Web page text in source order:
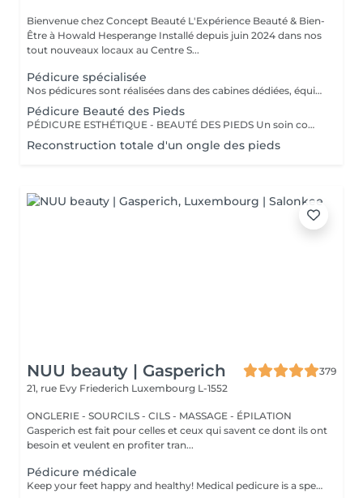
Bienvenue chez Concept Beauté L'Expérience Beauté & Bien-
Être à Howald Hesperange Installé depuis juin 2024 dans nos
tout nouveaux locaux au Centre S...
Pédicure spécialisée
Nos pédicures sont réalisées dans des cabines dédiées, équipées de fauteuils Pedi Spa avec bain de pieds intégré, pour une expérience alliant détente et expertise. Nous utilisons les produits spécifiques de la toute nouvelle gamme pieds de ProNails, formulée pour nourrir, réparer et protéger vos pieds en profondeur. PÉDICURE COMPLÈTE L'Expertise d'un Soin Médicalisé Notre pédicure complète, idéale pour celles et ceux qui souhaitent un soin approfondi des pieds. Ce soin est recommandé en cas de callosités, cors, durillons ou ongles épaissis. Ce soin expert comprend : Soins des ongles et cuticules Traitement des callosités, cors et durillons Lissage et hydratation intense pour retrouver des pieds doux et confortables Massage relaxant et apaisant pour stimuler la circulation Selon vos envies, vous pouvez compléter votre pédicure avec : Pose vernis Longwear Pour une touche de couleur élégante Vernis semi-permanent Tenue parfaite Soin Spa Complet des Pieds Exfoliation, masque nourrissant et massage profond pour une détente absolue Offrez à vos pieds un soin sur-mesure, réalisé par nos professionnelles expertes ! Un soin idéal pour retrouver confort et légèreté, tout en préservant la santé de vos pieds !
Pédicure Beauté des Pieds
PÉDICURE ESTHÉTIQUE - BEAUTÉ DES PIEDS Un soin complet pour des pieds soignés et sublimés, idéal pour une mise en beauté régulière. Ce soin comprend : Limage et mise en forme des ongles Soins des cuticules et hydratation Exfoliation pour des pieds tout doux Pose de vernis classique ou semi-permanent (en option) Parfait pour garder des pieds élégants toute l'année ! Un soin idéal pour retrouver confort et légèreté, tout en préservant la santé de vos pieds ! OPTIONS À LA CARTE Personnalisez votre soin ! Selon vos envies, vous pouvez compléter votre pédicure avec : Pose de vernis Longwear Pour une touche de couleur élégante Vernis semi-permanent Tenue parfaite jusqu'à 3 semaines Soin Spa Complet des Pieds Exfoliation, masque nourrissant et massage profond pour une détente absolue Profitez d'un véritable rituel de soins des pieds dans un cadre relaxant et confortable, grâce à nos fauteuils Pedi Spa et aux produits de pointe de ProNails !
Reconstruction totale d'un ongle des pieds
NUU beauty | Gasperich
379
21, rue Evy Friederich Luxembourg L-1552
ONGLERIE - SOURCILS - CILS - MASSAGE - ÉPILATION
Gasperich est fait pour celles et ceux qui savent ce dont ils ont
besoin et veulent en profiter tran...
Pédicure médicale
Keep your feet happy and healthy! Medical pedicure is a specialised form of feet treatment where a nail master eliminates such problems as calluses, cracks and deformed nails etc. How is pedicure medical done? - problem is identified - feet are disinfected and softened - calloused skin is removed - nail plate is treated - skin is treated - medical cream is applied Age restrictions: recommended to do from 16 years. Post procedure recommendations: professional home care is recommended after the procedure. Frequency: once in 3-4 weeks.